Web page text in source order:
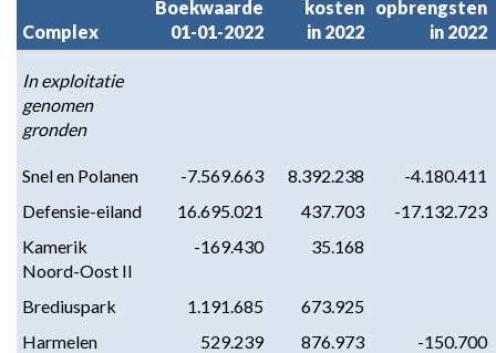
Complex
Boekwaarde
01-01-2022
kosten
in 2022
opbrengsten
in 2022
In exploitatie
genomen
gronden
Snel en Polanen -7.569.663 8.392.238
-4.180.411
Defensie-eiland
16.695.021 437.703
-17.132.723
Kamerik
Noord-Oost II
-169.430 35.168
Brediuspark 1.191.685
673.925
Harmelen
529.239 876.973
-150.700